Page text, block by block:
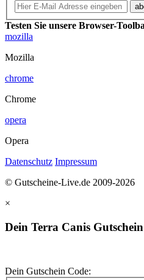
Testen Sie unsere Browser-
mozilla
Mozilla
chrome
Chrome
opera
Opera
Datenschutz Impressum
© Gutscheine-Live.de 2009-2026
×
Dein Terra Canis Gutschein
Dein Gutschein Code: